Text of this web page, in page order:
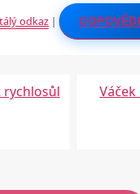
odkaz |
rychlosůl